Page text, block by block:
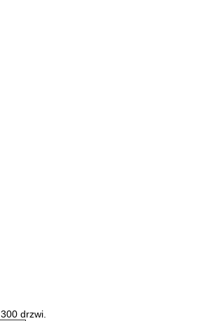
drzwi.